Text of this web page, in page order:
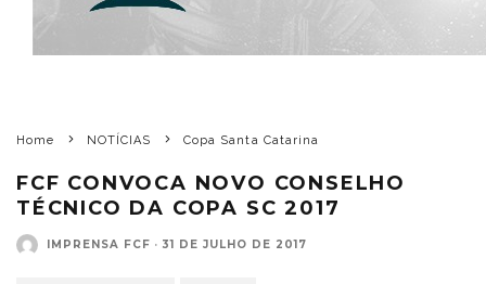
Home NOTÍCIAS Copa Santa Catarina
FCF CONVOCA NOVO CONSELHO
TÉCNICO DA COPA SC 2017
IMPRENSA FCF · 31 DE JULHO DE 2017